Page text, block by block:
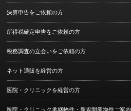
決算申告をご依頼の方
所得税確定申告をご依頼の方
税務調査の立会いをご依頼の方
ネット通販を経営の方
医院・クリニックを経営の方
医院・クリニック承継物件・新規開業物件ご案内